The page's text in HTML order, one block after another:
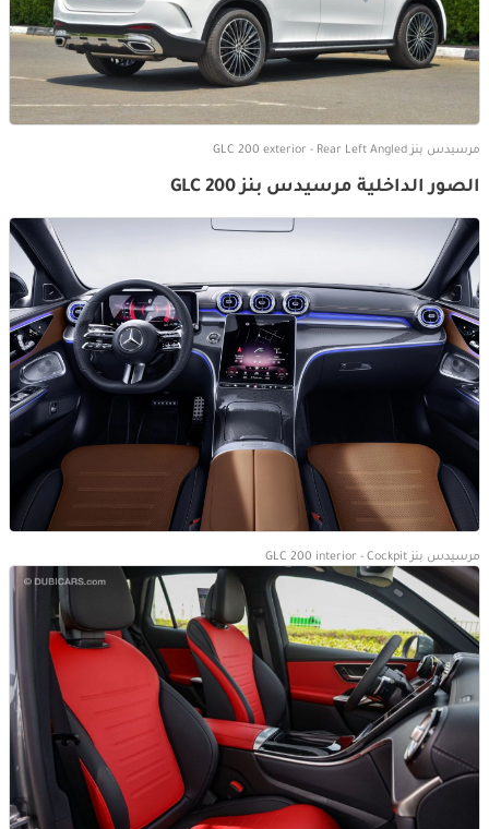
مرسيدس بنز GLC 200 exterior - Rear Left Angled
الصور الداخلية مرسيدس بنز GLC 200
مرسيدس بنز GLC 200 interior - Cockpit